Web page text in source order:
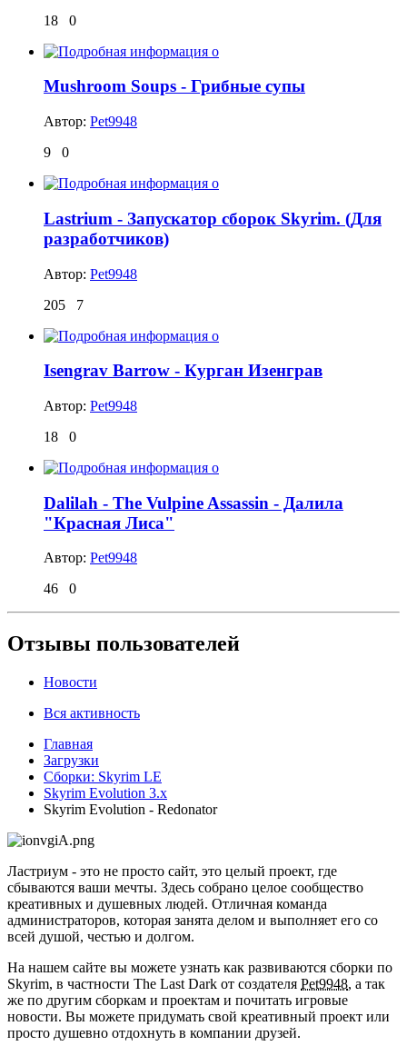
18
0
Mushroom Soups - Грибные супы
Автор: Pet9948
9
0
Lastrium - Запускатор сборок Skyrim. (Для
разработчиков)
Автор: Pet9948
205
7
Isengrav Barrow - Курган Изенграв
Автор: Pet9948
18
0
Dalilah - The Vulpine Assassin - Далила
"Красная Лиса"
Автор: Pet9948
46
0
Отзывы пользователей
Новости
Вся активность
Главная
Загрузки
Сборки: Skyrim LE
Skyrim Evolution 3.x
Skyrim Evolution - Redonator
Ластриум - это не просто сайт, это целый проект, где
сбываются ваши мечты. Здесь собрано целое сообщество
креативных и душевных людей. Отличная команда
администраторов, которая занята делом и выполняет его со
всей душой, честью и долгом.
На нашем сайте вы можете узнать как развиваются сборки по
Skyrim, в частности The Last Dark от создателя Pet9948, а так
же по другим сборкам и проектам и почитать игровые
новости. Вы можете придумать свой креативный проект или
просто душевно отдохнуть в компании друзей.